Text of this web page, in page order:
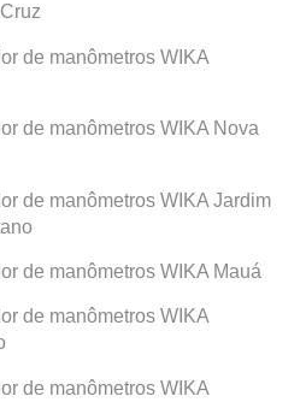
de manômetros WIKA
de manômetros WIKA Nova
de manômetros WIKA Jardim
de manômetros WIKA Mauá
de manômetros WIKA
de manômetros WIKA